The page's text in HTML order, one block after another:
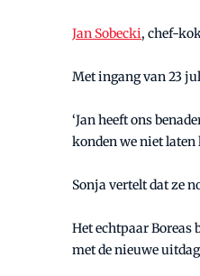
Jan Sobecki, chef-
Met ingang van 23
‘Jan heeft ons
konden we niet laten
Sonja vertelt dat ze
Het echtpaar Boreas
met de nieuwe